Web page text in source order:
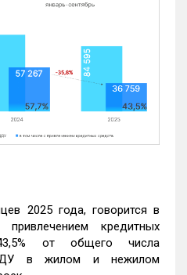
2025 года, говорится в
кредитных
от общего числа
ДДУ в жилом и нежилом